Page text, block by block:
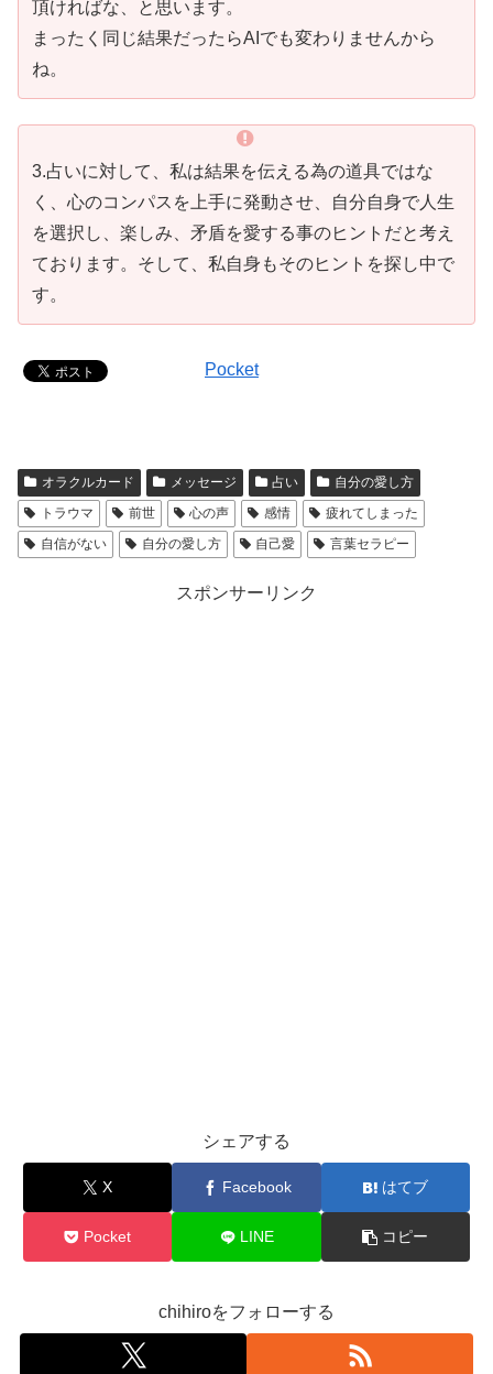
頂ければな、と思います。
まったく同じ結果だったらAIでも変わりませんから
ね。
3.占いに対して、私は結果を伝える為の道具ではな
く、心のコンパスを上手に発動させ、自分自身で人生
を選択し、楽しみ、矛盾を愛する事のヒントだと考え
ております。そして、私自身もそのヒントを探し中で
す。
Pocket
オラクルカード メッセージ 占い
自分の愛し方
トラウマ
前世 心の声 感情
疲れてしまった
自信がない
自分の愛し方 自己愛 言葉セラピー
スポンサーリンク
シェアする
X Facebook はてブ
Pocket LINE コピー
chihiroをフォローする